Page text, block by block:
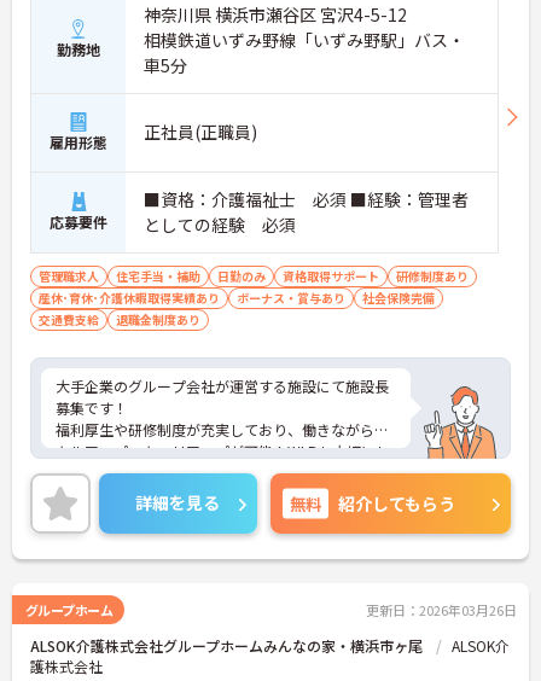
勤務地
神奈川県 横浜市瀬谷区 宮沢4-5-12
相模鉄道いずみ野線「いずみ野駅」バス・
車5分
雇用形態 正社員(正職員)
応募要件
■資格：介護福祉士 必須 ■経験：管理者
としての経験 必須
管理職求人 住宅手当・補助 日勤のみ 資格取得サポート
研修制度あり
産休･育休･介護休暇取得実績あり
ボーナス・賞与あり
社会保険完備
交通費支給
退職金制度あり
大手企業のグループ会社が運営する施設にて施設長
募集です！
福利厚生や研修制度が充実しており、働きながらス
キルアップ・キャリアップが可能！WLBも大切にし
ていますので、長く働きやすい環境が整っていま
す。
ご興味ある方には、面接対策ポイントなど、さらに
詳細をお話しいたしますのでお気軽にご相談くださ
い！
詳細を見る 無料 紹介してもらう
グループホーム 更新日：2026年03月26日
ALSOK介護株式会社グループホームみんなの家・横浜市ヶ尾
ALSOK介
護株式会社